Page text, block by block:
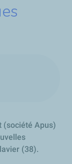
(société Apus)
(38).